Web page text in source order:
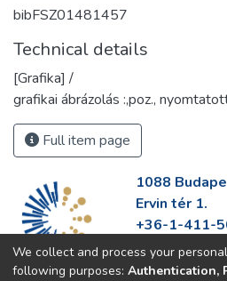
bibFSZ01481457
Technical details
[Grafika] /
grafikai ábrázolás :,poz.,
Full item page
1088
Ervin tér 1.
+36-1-411-
info@fszek.hu
https://
We collect and process your
following purposes: Authentication,